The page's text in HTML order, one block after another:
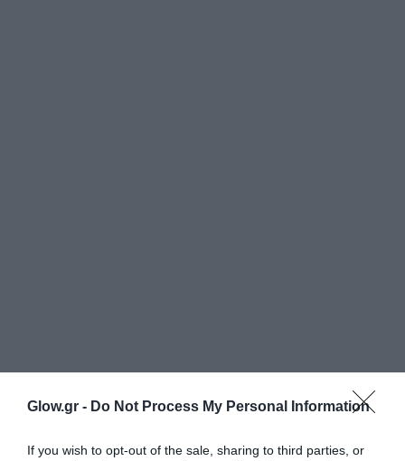
Glow.gr - Do Not Process My Personal Information
If you wish to opt-out of the sale, sharing to third parties, or